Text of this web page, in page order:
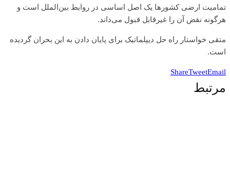
تمامیت ارضی کشورها یک اصل اساسی در روابط بین‌الملل است و
هرگونه نقض آن را غیرقابل قبول می‌داند.
متقی‌ خواستار راه حل دیپلماتیک‌ برای پایان دادن به این بحران گردیده
است.
ShareTweetEmail
مرتبط